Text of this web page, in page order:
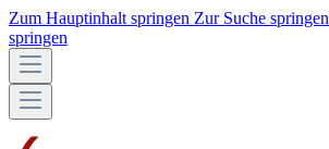
Zum Hauptinhalt springen Zur Suche springen
springen